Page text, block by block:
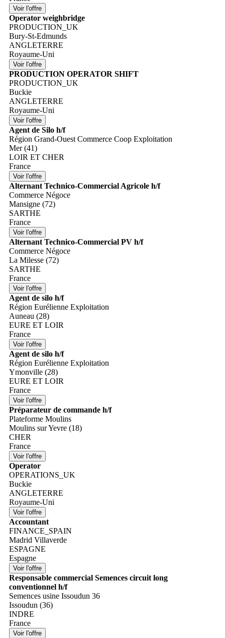
Operator weighbridge
PRODUCTION_UK
Bury-St-Edmunds
ANGLETERRE
Royaume-Uni
PRODUCTION OPERATOR SHIFT
PRODUCTION_UK
Buckie
ANGLETERRE
Royaume-Uni
Agent de Silo h/f
Région Grand-Ouest Commerce Coop Exploitation
Mer (41)
LOIR ET CHER
France
Alternant Technico-Commercial Agricole h/f
Commerce Négoce
Mansigne (72)
SARTHE
France
Alternant Technico-Commercial PV h/f
Commerce Négoce
La Milesse (72)
SARTHE
France
Agent de silo h/f
Région Eurélienne Exploitation
Auneau (28)
EURE ET LOIR
France
Agent de silo h/f
Région Eurélienne Exploitation
Ymonville (28)
EURE ET LOIR
France
Préparateur de commande h/f
Plateforme Moulins
Moulins sur Yevre (18)
CHER
France
Operator
OPERATIONS_UK
Buckie
ANGLETERRE
Royaume-Uni
Accountant
FINANCE_SPAIN
Madrid Villaverde
ESPAGNE
Espagne
Responsable commercial Semences circuit long
conventionnel h/f
Semences usine Issoudun 36
Issoudun (36)
INDRE
France